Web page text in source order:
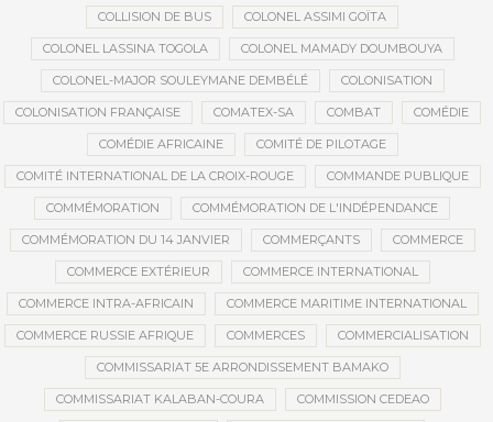
COLLISION DE BUS COLONEL ASSIMI GOÏTA
COLONEL LASSINA TOGOLA COLONEL MAMADY DOUMBOUYA
COLONEL-MAJOR SOULEYMANE DEMBÉLÉ COLONISATION
COLONISATION FRANÇAISE COMATEX-SA COMBAT COMÉDIE
COMÉDIE AFRICAINE COMITÉ DE PILOTAGE
COMITÉ INTERNATIONAL DE LA CROIX-ROUGE COMMANDE PUBLIQUE
COMMÉMORATION COMMÉMORATION DE L'INDÉPENDANCE
COMMÉMORATION DU 14 JANVIER COMMERÇANTS COMMERCE
COMMERCE EXTÉRIEUR COMMERCE INTERNATIONAL
COMMERCE INTRA-AFRICAIN COMMERCE MARITIME INTERNATIONAL
COMMERCE RUSSIE AFRIQUE COMMERCES COMMERCIALISATION
COMMISSARIAT 5E ARRONDISSEMENT BAMAKO
COMMISSARIAT KALABAN-COURA COMMISSION CEDEAO